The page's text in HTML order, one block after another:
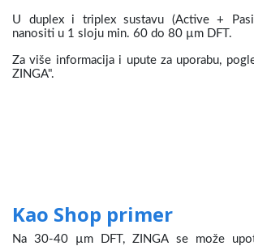
U duplex i triplex sustavu (Active +
nanositi u 1 sloju min. 60 do 80 µm DFT.
Za više informacija i upute za uporabu,
ZINGA".
Kao Shop primer
Na 30-40 µm DFT, ZINGA se može